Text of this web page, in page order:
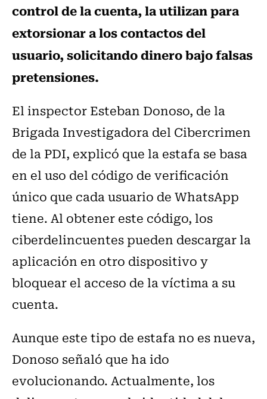
control de la cuenta, la utilizan para
extorsionar a los contactos del
usuario, solicitando dinero bajo falsas
pretensiones.
El inspector Esteban Donoso, de la
Brigada Investigadora del Cibercrimen
de la PDI, explicó que la estafa se basa
en el uso del código de verificación
único que cada usuario de WhatsApp
tiene. Al obtener este código, los
ciberdelincuentes pueden descargar la
aplicación en otro dispositivo y
bloquear el acceso de la víctima a su
cuenta.
Aunque este tipo de estafa no es nueva,
Donoso señaló que ha ido
evolucionando. Actualmente, los